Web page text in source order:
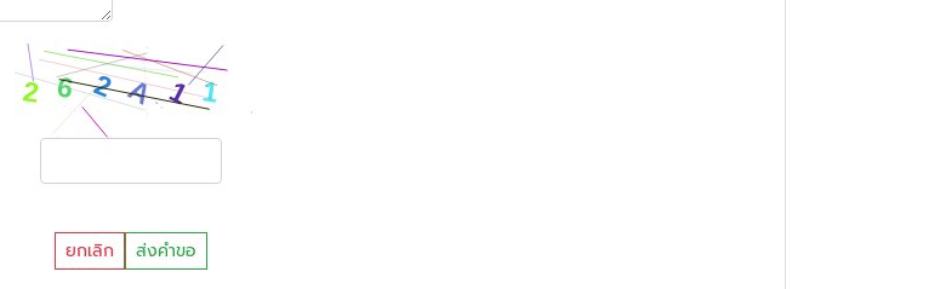
ยกเลิก ส่งคำขอ